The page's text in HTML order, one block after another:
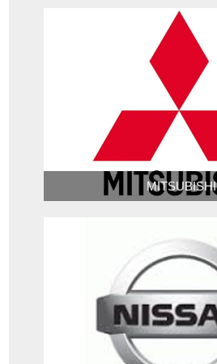
MITSUBISHI